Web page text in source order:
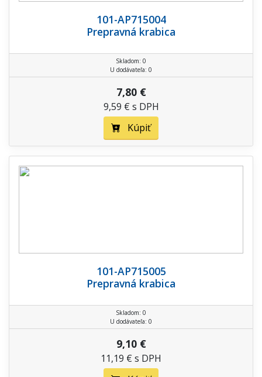
101-AP715004
Prepravná krabica
Skladom: 0
U dodávateľa: 0
7,80 €
9,59 € s DPH
Kúpiť
101-AP715005
Prepravná krabica
Skladom: 0
U dodávateľa: 0
9,10 €
11,19 € s DPH